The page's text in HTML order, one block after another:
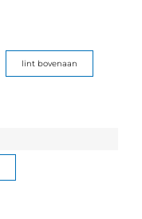
lint bovenaan